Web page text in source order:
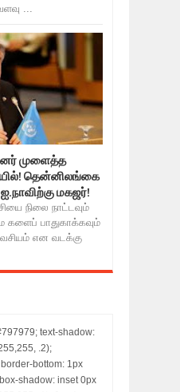
...
முளைத்த
தென்னிலங்கை
மகஜர்!
நிலை நாட்டவும்
களைப் பாதுகாக்கவும்
என வடக்கு
text-shadow:
.2);
bottom: 1px
shadow: inset 0px